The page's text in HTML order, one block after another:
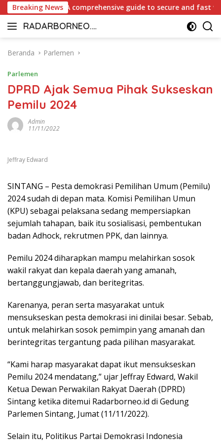
Langsung
ke
konten
Breaking News
Canada: A comprehensive guide to secure and fast
RADARBORNEO.I
Radarnya
Beranda
Parlemen
Parlemen
DPRD Ajak Semua Pihak Sukseskan
Pemilu 2024
Admin
11/11/2022
Jeffray Edward
SINTANG – Pesta demokrasi Pemilihan Umum (Pemilu)
2024 sudah di depan mata. Komisi Pemilihan Umun
(KPU) sebagai pelaksana sedang mempersiapkan
sejumlah tahapan, baik itu sosialisasi, pembentukan
badan Adhock, rekrutmen PPK, dan lainnya.
Pemilu 2024 diharapkan mampu melahirkan sosok
wakil rakyat dan kepala daerah yang amanah,
bertanggungjawab, dan beritegritas.
Karenanya, peran serta masyarakat untuk
mensukseskan pesta demokrasi ini dinilai besar. Sebab,
untuk melahirkan sosok pemimpin yang amanah dan
berintegritas tergantung pada pilihan masyarakat.
“Kami harap masyarakat dapat ikut mensukseskan
Pemilu 2024 mendatang,” ujar Jeffray Edward, Wakil
Ketua Dewan Perwakilan Rakyat Daerah (DPRD)
Sintang ketika ditemui Radarborneo.id di Gedung
Parlemen Sintang, Jumat (11/11/2022).
Selain itu, Politikus Partai Demokrasi Indonesia